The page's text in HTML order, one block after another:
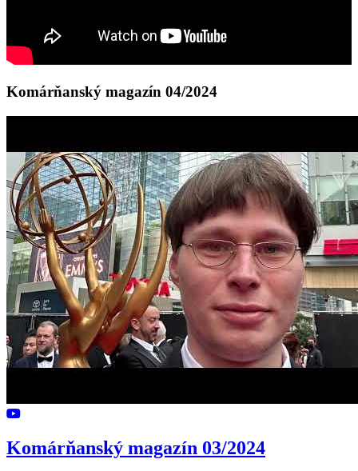
Komárňanský magazín 04/2024
Komárňanský magazín 03/2024